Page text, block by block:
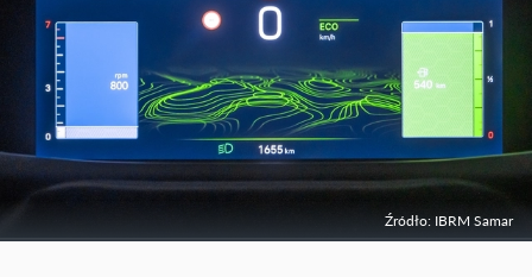
Źródło: IBRM Samar